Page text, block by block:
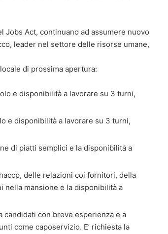
Jobs Act, continuano ad assumere nuovo
leader nel settore delle risorse umane,
di prossima apertura:
e disponibilità a lavorare su 3 turni,
e disponibilità a lavorare su 3 turni,
di piatti semplici e la disponibilità a
delle relazioni coi fornitori, della
nella mansione e la disponibilità a
candidati con breve esperienza e a
come caposervizio. E’ richiesta la